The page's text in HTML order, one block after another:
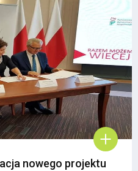
nowego projektu